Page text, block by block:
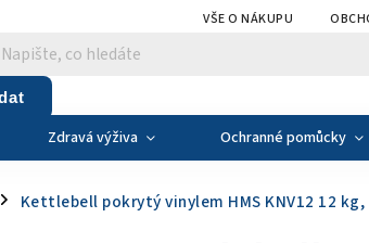
VŠE O NÁKUPU
Zdravá výživa Ochranné pomůcky
/ Kettlebell pokrytý vinylem HMS KNV12 12 kg,